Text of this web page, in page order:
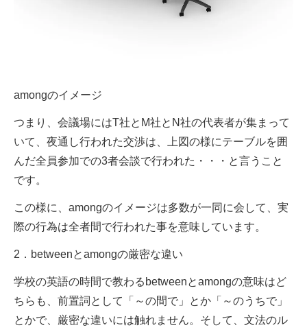
amongのイメージ
つまり、会議場にはT社とM社とN社の代表者が集まって
いて、夜通し行われた交渉は、上図の様にテーブルを囲
んだ全員参加での3者会談で行われた・・・と言うこと
です。
この様に、amongのイメージは多数が一同に会して、実
際の行為は全者間で行われた事を意味しています。
2．betweenとamongの厳密な違い
学校の英語の時間で教わるbetweenとamongの意味はど
ちらも、前置詞として「～の間で」とか「～のうちで」
とかで、厳密な違いには触れません。そして、文法のル